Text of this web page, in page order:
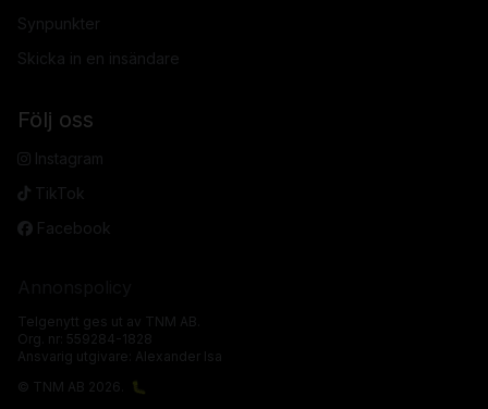
Synpunkter
Skicka in en insändare
Följ oss
Instagram
TikTok
Facebook
Telgenytt ges ut av TNM AB.
Org. nr: 559284-1828
Ansvarig utgivare: Alexander Isa
© TNM AB 2026.
🐛